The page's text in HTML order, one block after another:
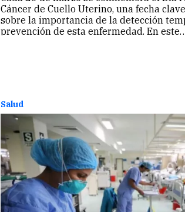
Cáncer de Cuello Uterino, una fecha
sobre la importancia de la detección
prevención de esta enfermedad. En
Salud